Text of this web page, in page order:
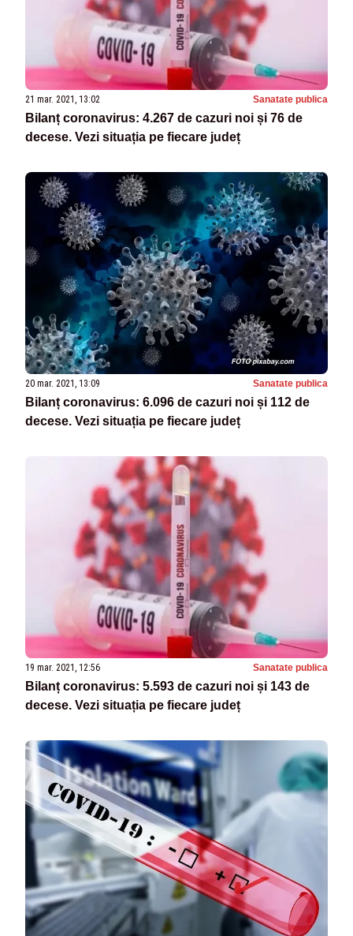
21 mar. 2021, 13:02 Sanatate publica
Bilanț coronavirus: 4.267 de cazuri noi și 76 de
decese. Vezi situația pe fiecare județ
20 mar. 2021, 13:09 Sanatate publica
Bilanț coronavirus: 6.096 de cazuri noi și 112 de
decese. Vezi situația pe fiecare județ
19 mar. 2021, 12:56 Sanatate publica
Bilanț coronavirus: 5.593 de cazuri noi și 143 de
decese. Vezi situația pe fiecare județ